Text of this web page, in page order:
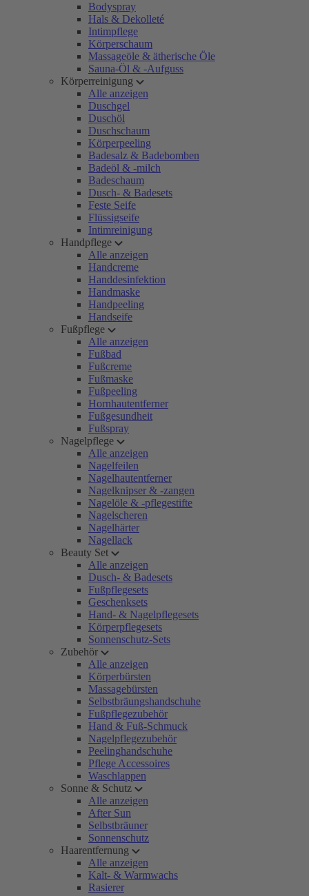
Bodyspray
Hals & Dekolleté
Intimpflege
Körperschaum
Massageöle & ätherische Öle
Sauna-Öl & -Aufguss
Körperreinigung
Alle anzeigen
Duschgel
Duschöl
Duschschaum
Körperpeeling
Badesalz & Badebomben
Badeöl & -milch
Badeschaum
Dusch- & Badesets
Feste Seife
Flüssigseife
Intimreinigung
Handpflege
Alle anzeigen
Handcreme
Handdesinfektion
Handmaske
Handpeeling
Handseife
Fußpflege
Alle anzeigen
Fußbad
Fußcreme
Fußmaske
Fußpeeling
Hornhautentferner
Fußgesundheit
Fußspray
Nagelpflege
Alle anzeigen
Nagelfeilen
Nagelhautentferner
Nagelknipser & -zangen
Nagelöle & -pflegestifte
Nagelscheren
Nagelhärter
Nagellack
Beauty Set
Alle anzeigen
Dusch- & Badesets
Fußpflegesets
Geschenksets
Hand- & Nagelpflegesets
Körperpflegesets
Sonnenschutz-Sets
Zubehör
Alle anzeigen
Körperbürsten
Massagebürsten
Selbstbräungshandschuhe
Fußpflegezubehör
Hand & Fuß-Schmuck
Nagelpflegezubehör
Peelinghandschuhe
Pflege Accessoires
Waschlappen
Sonne & Schutz
Alle anzeigen
After Sun
Selbstbräuner
Sonnenschutz
Haarentfernung
Alle anzeigen
Kalt- & Warmwachs
Rasierer